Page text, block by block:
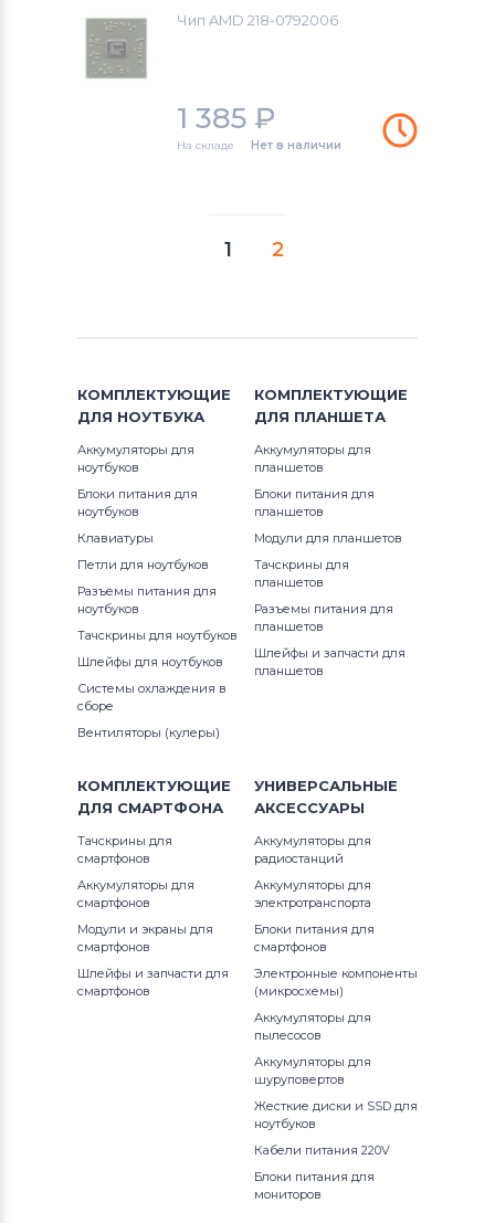
Чип AMD 218-0792006
1 385 ₽
На складе Нет в наличии
1 2
КОМПЛЕКТУЮЩИЕ
ДЛЯ НОУТБУКА
Аккумуляторы для
ноутбуков
Блоки питания для
ноутбуков
Клавиатуры
Петли для ноутбуков
Разъемы питания для
ноутбуков
Тачскрины для ноутбуков
Шлейфы для ноутбуков
Системы охлаждения в
сборе
Вентиляторы (кулеры)
КОМПЛЕКТУЮЩИЕ
ДЛЯ ПЛАНШЕТА
Аккумуляторы для
планшетов
Блоки питания для
планшетов
Модули для планшетов
Тачскрины для
планшетов
Разъемы питания для
планшетов
Шлейфы и запчасти для
планшетов
КОМПЛЕКТУЮЩИЕ
ДЛЯ СМАРТФОНА
Тачскрины для
смартфонов
Аккумуляторы для
смартфонов
Модули и экраны для
смартфонов
Шлейфы и запчасти для
смартфонов
УНИВЕРСАЛЬНЫЕ
АКСЕССУАРЫ
Аккумуляторы для
радиостанций
Аккумуляторы для
электротранспорта
Блоки питания для
смартфонов
Электронные компоненты
(микросхемы)
Аккумуляторы для
пылесосов
Аккумуляторы для
шуруповертов
Жесткие диски и SSD для
ноутбуков
Кабели питания 220V
Блоки питания для
мониторов